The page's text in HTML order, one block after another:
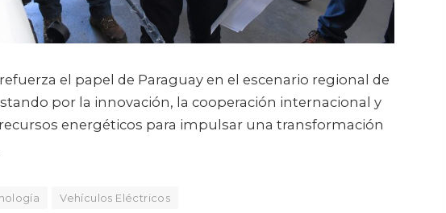
el papel de Paraguay en el escenario regional de
por la innovación, la cooperación internacional y
energéticos para impulsar una transformación
Vehículos Eléctricos